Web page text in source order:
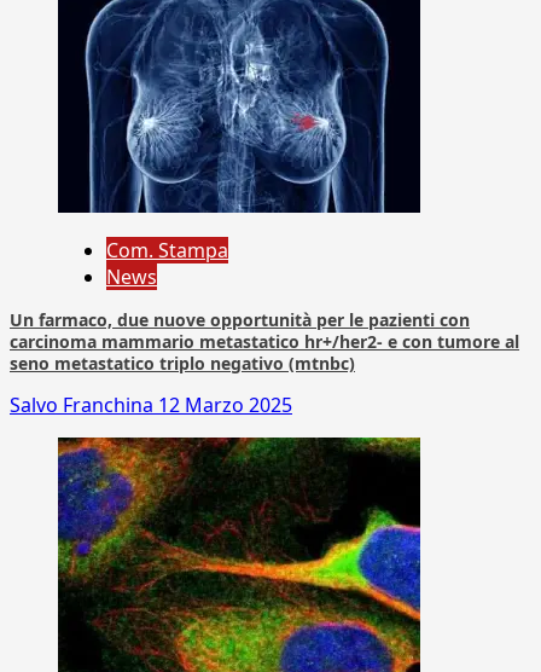
Com. Stampa
News
Un farmaco, due nuove opportunità per le pazienti con
carcinoma mammario metastatico hr+/her2- e con tumore al
seno metastatico triplo negativo (mtnbc)
Salvo Franchina 12 Marzo 2025